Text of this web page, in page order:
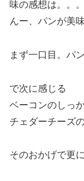
味の感想は。。。
んー、パンが美
まず一口目。パ
で次に感じる
ベーコンのしっ
チェダーチーズ
そのおかげで更